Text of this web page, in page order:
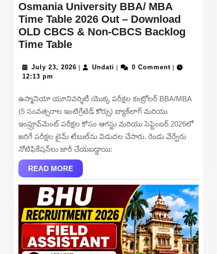
Osmania University BBA/ MBA
Time Table 2026 Out – Download
OLD CBCS & Non-CBCS Backlog
Time TableOsmania
BBA/
Time
Table
2026
Out
–
Download
OLD
CBCS
&
Non-
CBCS
Backlog
Time
July 23, 2026 July
Undati Undati0 Comment
12:13 pm
ఉస్మానియా యూనివర్శిటీ యొక్క పరీక్షల కంట్రోలర్ BBA/MBA
(5 సంవత్సరాల ఇంటిగ్రేటెడ్ కోర్సు) బ్యాక్‌లాగ్ మరియు
ఇంప్రూవ్‌మెంట్ పరీక్షల కోసం ఆగస్టు మరియు సెప్టెంబర్ 2026లో
జరిగే పరీక్షల టైమ్ టేబుల్‌ను విడుదల చేసారు. రెండు వేర్వేరు
నోటిఫికేషన్‌లు జారీ చేయబడ్డాయి:
READ MOREREAD
MORE